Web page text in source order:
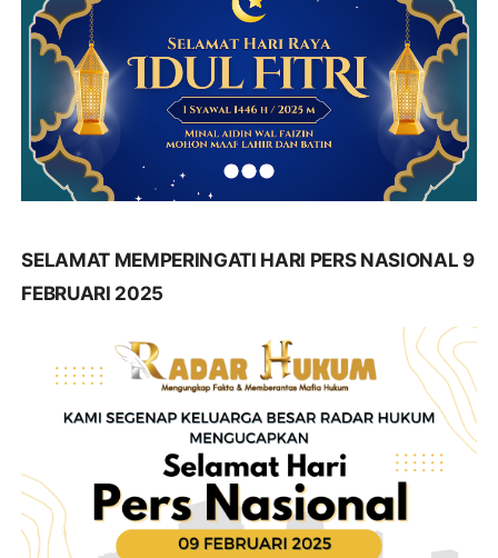
SELAMAT MEMPERINGATI HARI PERS NASIONAL 9
FEBRUARI 2025